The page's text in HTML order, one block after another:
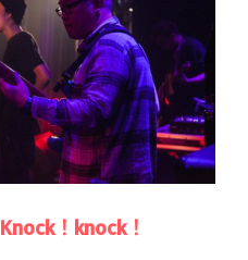
Knock！knock！